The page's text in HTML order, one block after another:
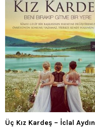
Üç Kız Kardeş – İclal Aydın